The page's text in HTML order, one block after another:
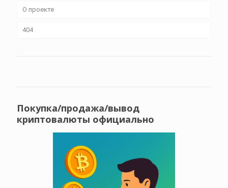
О проекте
404
Покупка/продажа/вывод
криптовалюты официально